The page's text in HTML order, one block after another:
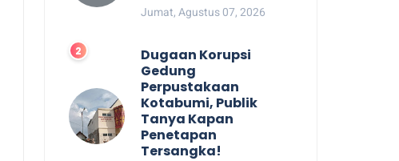
Jumat, Agustus 07, 2026
Dugaan Korupsi
Gedung
Perpustakaan
Kotabumi, Publik
Tanya Kapan
Penetapan
Tersangka!